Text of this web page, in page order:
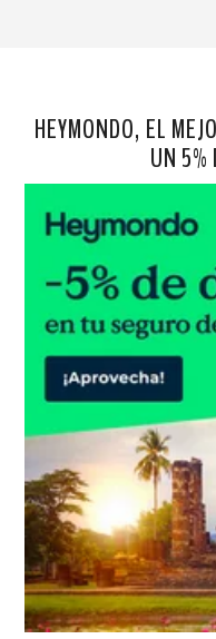
HEYMONDO, EL
UN 5%